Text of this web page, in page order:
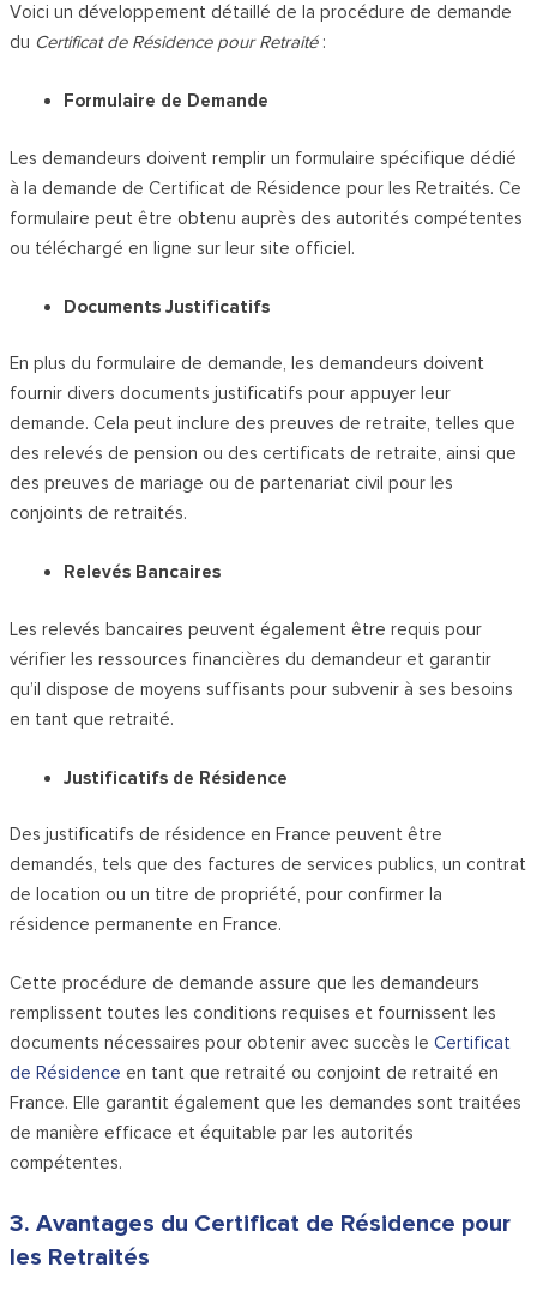
Voici un développement détaillé de la procédure de demande
du Certificat de Résidence pour Retraité:
Formulaire de Demande
Les demandeurs doivent remplir un formulaire spécifique dédié
à la demande de Certificat de Résidence pour les Retraités. Ce
formulaire peut être obtenu auprès des autorités compétentes
ou téléchargé en ligne sur leur site officiel.
Documents Justificatifs
En plus du formulaire de demande, les demandeurs doivent
fournir divers documents justificatifs pour appuyer leur
demande. Cela peut inclure des preuves de retraite, telles que
des relevés de pension ou des certificats de retraite, ainsi que
des preuves de mariage ou de partenariat civil pour les
conjoints de retraités.
Relevés Bancaires
Les relevés bancaires peuvent également être requis pour
vérifier les ressources financières du demandeur et garantir
qu’il dispose de moyens suffisants pour subvenir à ses besoins
en tant que retraité.
Justificatifs de Résidence
Des justificatifs de résidence en France peuvent être
demandés, tels que des factures de services publics, un contrat
de location ou un titre de propriété, pour confirmer la
résidence permanente en France.
Cette procédure de demande assure que les demandeurs
remplissent toutes les conditions requises et fournissent les
documents nécessaires pour obtenir avec succès leCertificat
de Résidence en tant que retraité ou conjoint de retraité en
France. Elle garantit également que les demandes sont traitées
de manière efficace et équitable par les autorités
compétentes.
3. Avantages du Certificat de Résidence pour
les Retraités